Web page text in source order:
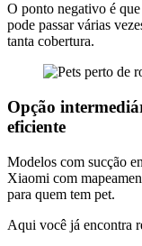
O ponto negativo é
pode passar várias
tanta cobertura.
Opção
eficiente
Modelos com sucção
Xiaomi com
para quem tem pet.
Aqui você já encontra